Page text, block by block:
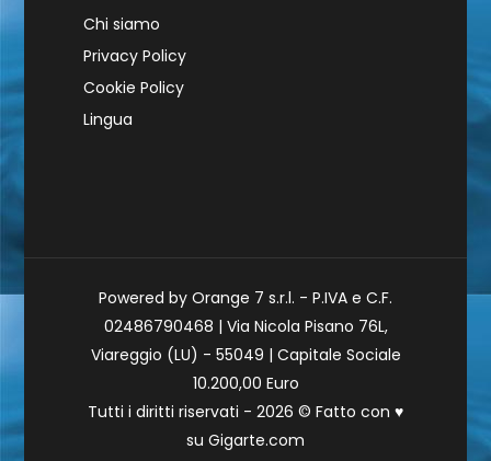
Chi siamo
Privacy Policy
Cookie Policy
Lingua
Powered by Orange 7 s.r.l. - P.IVA e C.F.
02486790468 | Via Nicola Pisano 76L,
Viareggio (LU) - 55049 | Capitale Sociale
10.200,00 Euro
Tutti i diritti riservati - 2026 © Fatto con ♥
su Gigarte.com